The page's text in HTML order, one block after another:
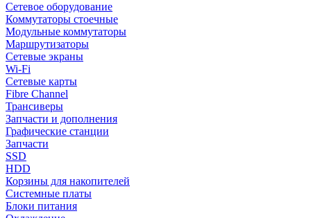
Сетевое оборудование
Коммутаторы стоечные
Модульные коммутаторы
Маршрутизаторы
Сетевые экраны
Wi-Fi
Сетевые карты
Fibre Channel
Трансиверы
Запчасти и дополнения
Графические станции
Запчасти
SSD
HDD
Корзины для накопителей
Системные платы
Блоки питания